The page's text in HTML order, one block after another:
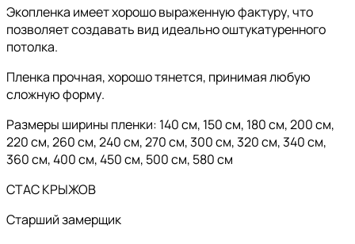
Экопленка имеет хорошо выраженную фактуру, что
позволяет создавать вид идеально оштукатуренного
потолка.
Пленка прочная, хорошо тянется, принимая любую
сложную форму.
Размеры ширины пленки: 140 см, 150 см, 180 см, 200 см,
220 см, 260 см, 240 см, 270 см, 300 см, 320 см, 340 см,
360 см, 400 см, 450 см, 500 см, 580 см
СТАС КРЫЖОВ
Старший замерщик